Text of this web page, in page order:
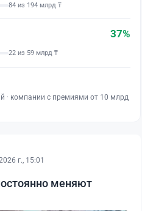
84 из 194 млрд ₸
37%
22 из 59 млрд ₸
· компании с премиями от 10 млрд
г., 15:01
меняют